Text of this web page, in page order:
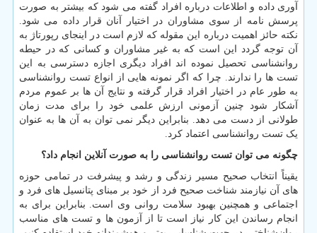
آوری داده و اطلاعات درباره افراد گفته می شود که بیشتر به صورت
پرسش نامه از سوی مشاوران در اختیار آنان قرار داده می شود.
نکته حائز اهمیت درباره این مقوله که لازم است در اینجای رپورتاژ به
آن توجه گردد این است که به غیر مشاوران و کسانی که در حیطه
روانشناسی تحصیل نموده اند افراد دیگری اجازه دسترسی به این
تست ها را ندارند. چرا که اگر نمونه هایی از انواع تست روانشناسی
به طور عام در اختیار افراد قرار گرفته و نتایج آن ها بر عموم مردم
آشکار شود چنین آزمونی ارزش علمی خود را برای مدت زمان
طولانی از دست می دهد. بنابراین دیگر نمی توان به آن ها به عنوان
یک تست روانشناسی اعتماد کرد.
چگونه می توان تست روانشناسی را به صورت آنلاین انجام داد؟
یقیناً انتخاب صحیح مسیر زندگی و رشد و پیشرفت در تمامی حوزه
های آن نیازمند شناخت صحیح فرد از خود بر مبنای پتانسیل های فرد و
اجتماعی و همچنین بهبود سلامت روانی وی است. بنابراین برای به
انجام رساندن این کار نیاز است تا از آزمون ها و تست های مناسب